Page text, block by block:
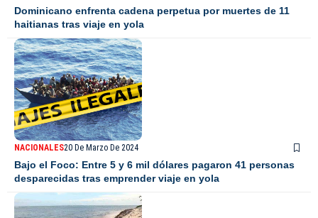
Dominicano enfrenta cadena perpetua por muertes de 11
haitianas tras viaje en yola
NACIONALES20 De Marzo De 2024
Bajo el Foco: Entre 5 y 6 mil dólares pagaron 41 personas
desparecidas tras emprender viaje en yola